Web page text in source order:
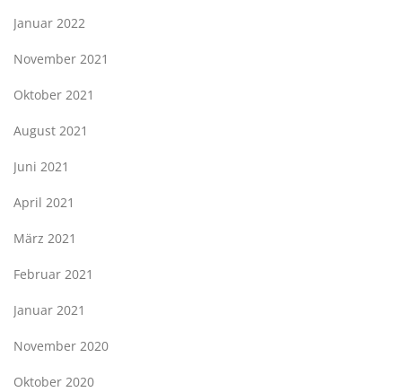
Januar 2022
November 2021
Oktober 2021
August 2021
Juni 2021
April 2021
März 2021
Februar 2021
Januar 2021
November 2020
Oktober 2020